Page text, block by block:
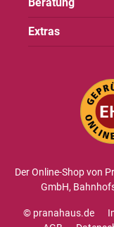
Extras
Der Online-Shop von
GmbH,
© pranahaus.de